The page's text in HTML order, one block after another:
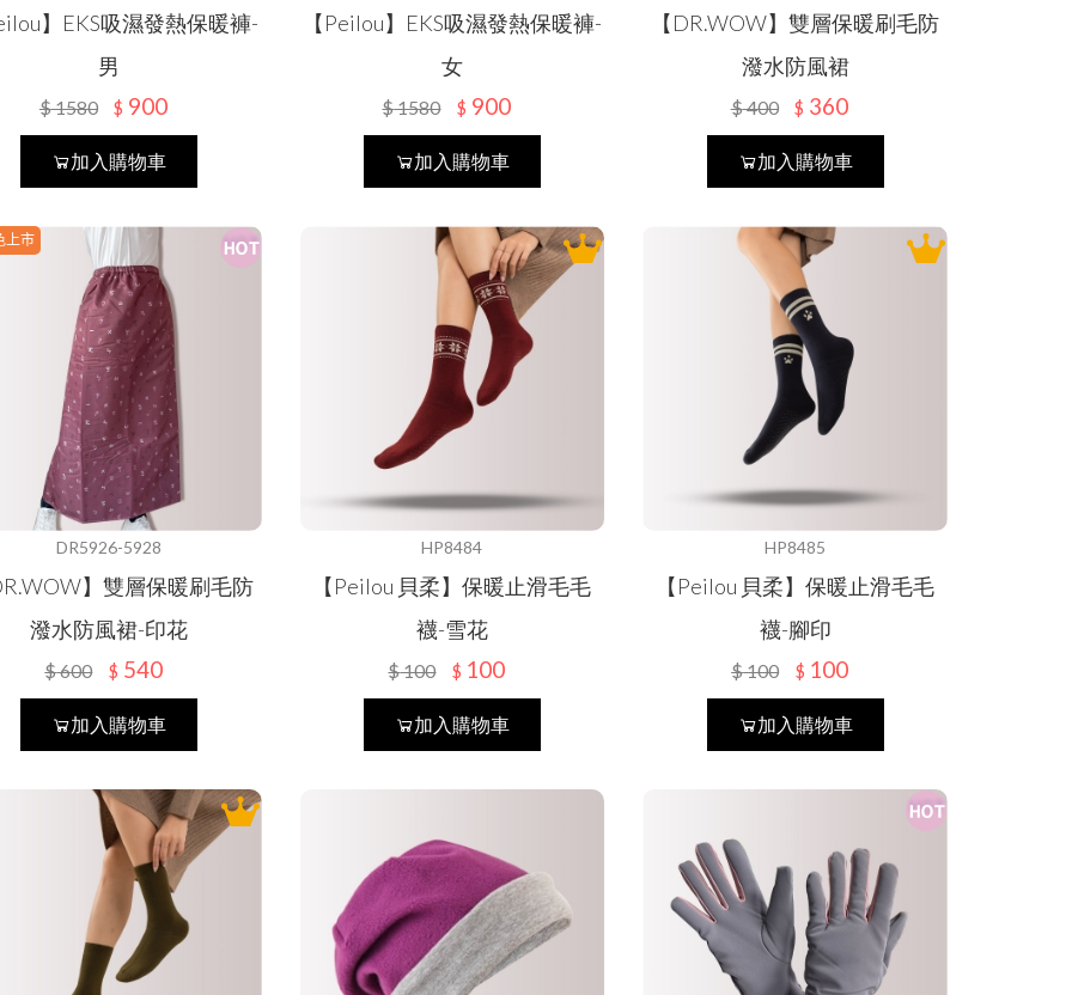
】EKS吸濕發熱保暖褲-
男
$1580 $ 900
加入購物車
【Peilou】EKS吸濕發熱保暖褲-
女
$1580 $ 900
加入購物車
【DR.WOW】雙層保暖刷毛防
潑水防風裙
$400 $ 360
加入購物車
上市
DR5926-5928
】雙層保暖刷毛防
潑水防風裙-印花
$600 $ 540
加入購物車
HP8484
【Peilou 貝柔】保暖止滑毛毛
襪-雪花
$100 $ 100
加入購物車
HP8485
【Peilou 貝柔】保暖止滑毛毛
襪-腳印
$100 $ 100
加入購物車